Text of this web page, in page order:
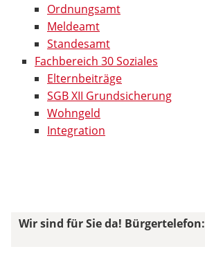
Ordnungsamt
Meldeamt
Standesamt
Fachbereich 30 Soziales
Elternbeiträge
SGB XII Grundsicherung
Wohngeld
Integration
Wir sind für Sie da! Bürgertelefon: